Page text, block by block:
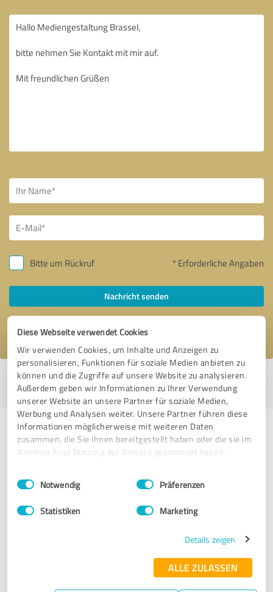
Diese Webseite verwendet Cookies
Wir verwenden Cookies, um Inhalte und Anzeigen zu
personalisieren, Funktionen für soziale Medien anbieten zu
können und die Zugriffe auf unsere Website zu analysieren.
Außerdem geben wir Informationen zu Ihrer Verwendung
unserer Website an unsere Partner für soziale Medien,
Werbung und Analysen weiter. Unsere Partner führen diese
Informationen möglicherweise mit weiteren Daten
zusammen, die Sie ihnen bereitgestellt haben oder die sie im
Rahmen Ihrer Nutzung der Dienste gesammelt haben.
Impressum Datenschutzbestimmungen
Einwilligungsauswahl
Notwendig Präferenzen
Statistiken Marketing
Details zeigen
ALLE ZULASSEN
Bitte um Rückruf * Erforderliche Angaben
Nachricht senden
Ich stimme den Datenschutzbestimmungen
Profil aktiv seit 25.06.2021 |Letzte Aktualisierung: 28.06.2021|Profil
melden
Erfahrungen zu weiteren
Anbietern aus dem Bereich